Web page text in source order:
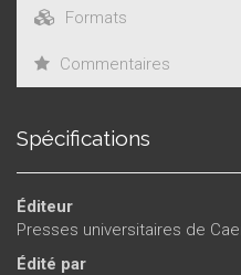
Formats
Commentaires
Spécifications
Éditeur
Presses universitaires de
Édité par